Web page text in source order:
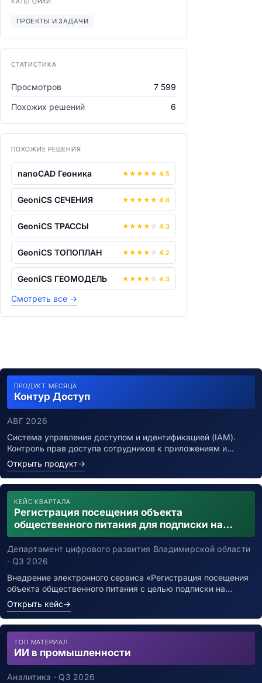
ПРОЕКТЫ И ЗАДАЧИ
СТАТИСТИКА
Просмотров
7 599
Похожих решений
6
ПОХОЖИЕ РЕШЕНИЯ
nanoCAD Геоника ★ ★ ★ ★ ★ 4.5
GeoniCS СЕЧЕНИЯ ★ ★ ★ ★ ★ 4.8
GeoniCS ТРАССЫ ★ ★ ★ ★ ☆ 4.3
GeoniCS ТОПОПЛАН ★ ★ ★ ★ ☆ 4.2
GeoniCS ГЕОМОДЕЛЬ ★ ★ ★ ★ ☆ 4.3
Смотреть все →
ПРОДУКТ МЕСЯЦА
Контур Доступ
АВГ 2026
Система управления доступом и идентификацией (IAM).
Контроль прав доступа сотрудников к приложениям и…
Открыть продукт→
КЕЙС КВАРТАЛА
Регистрация посещения объекта
общественного питания для подписки на
уведомления о возможном контакте с
заболевшим новой коронавирусной
инфекцией
Департамент цифрового развития Владимирской области
· Q3 2026
Внедрение электронного сервиса «Регистрация посещения
объекта общественного питания с целью подписки на…
Открыть кейс→
ТОП МАТЕРИАЛ
ИИ в промышленности
Аналитика · Q3 2026